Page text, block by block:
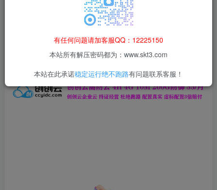
本站资源仅用于学习交流，禁止商业运营与违法、侵权
果由使用者自行承担。
有任何问题请加客服QQ：12225150
本站所有解压密码都为：www.skt3.com
本站在此承诺稳定运行绝不跑路有问题联系客服！